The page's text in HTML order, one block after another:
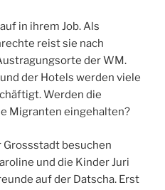
in ihrem Job. Als
reist sie nach
der WM.
der Hotels werden viele
Werden die
Migranten eingehalten?
besuchen
und die Kinder Juri
auf der Datscha. Erst